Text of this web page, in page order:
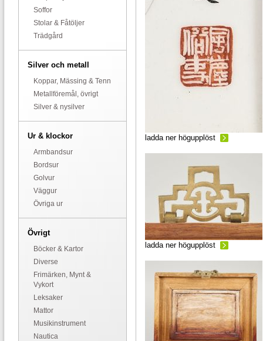
Soffor
Stolar & Fåtöljer
Trädgård
Silver och metall
Koppar, Mässing & Tenn
Metallföremål, övrigt
Silver & nysilver
Ur & klockor
Armbandsur
Bordsur
Golvur
Väggur
Övriga ur
Övrigt
Böcker & Kartor
Diverse
Frimärken, Mynt &
Vykort
Leksaker
Mattor
Musikinstrument
Nautica
ladda ner högupplöst
ladda ner högupplöst